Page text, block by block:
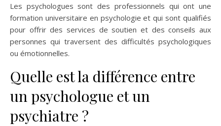
Les psychologues sont des professionnels qui ont une
formation universitaire en psychologie et qui sont qualifiés
pour offrir des services de soutien et des conseils aux
personnes qui traversent des difficultés psychologiques
ou émotionnelles.
Quelle est la différence entre
un psychologue et un
psychiatre ?